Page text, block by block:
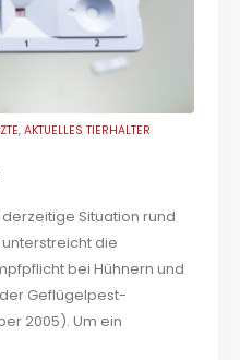
,AKTUELLES TIERHALTER
derzeitige Situation rund
die
bei Hühnern und
der Geflügelpest-
2005). Um ein